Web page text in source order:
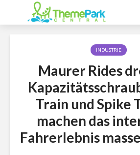
INDUSTRIE
Maurer Rides
Train und Spike
machen das
Fahrerlebnis